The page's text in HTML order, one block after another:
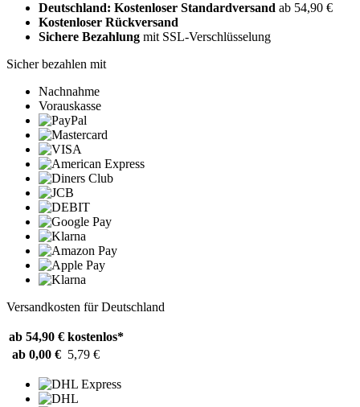
Deutschland: Kostenloser Standardversand ab 54,90 €
Kostenloser Rückversand
Sichere Bezahlung mit SSL-Verschlüsselung
Sicher bezahlen mit
Nachnahme
Vorauskasse
Versandkosten für Deutschland
ab 54,90 € kostenlos*
ab 0,00 € 5,79 €